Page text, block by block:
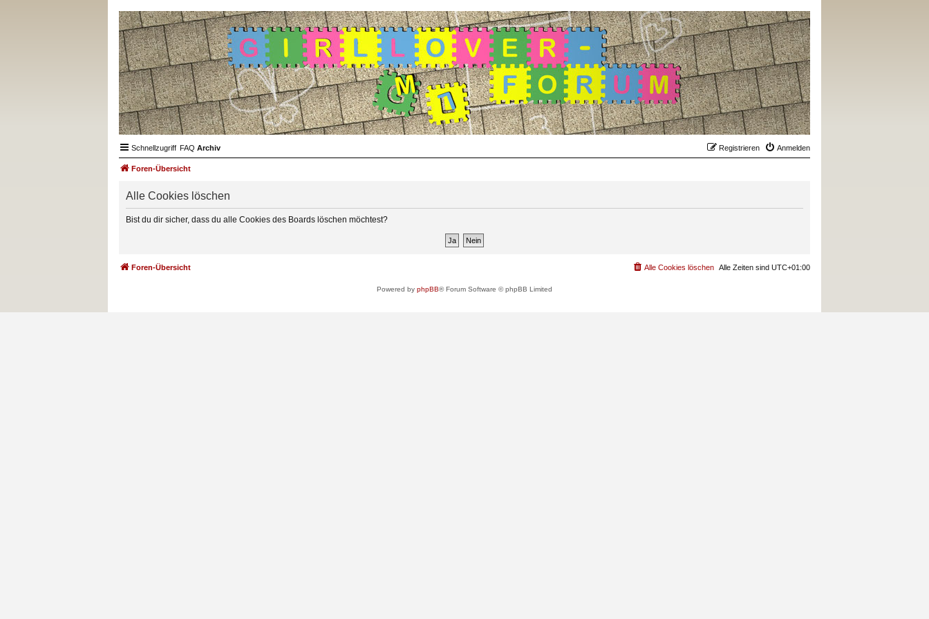
Schnellzugriff FAQ Archiv Anmelden
Registrieren
Foren-Übersicht
Alle Cookies löschen
Bist du dir sicher, dass du alle Cookies des Boards löschen möchtest?
Foren-Übersicht Alle Zeiten sind UTC+01:00
Alle Cookies löschen
Powered by phpBB® Forum Software © phpBB Limited